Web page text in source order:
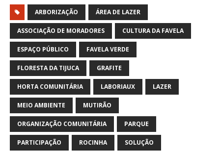
ARBORIZAÇÃO ÁREA DE LAZER
ASSOCIAÇÃO DE MORADORES CULTURA DA FAVELA
ESPAÇO PÚBLICO FAVELA VERDE
FLORESTA DA TIJUCA GRAFITE
HORTA COMUNITÁRIA LABORIAUX LAZER
MEIO AMBIENTE MUTIRÃO
ORGANIZAÇÃO COMUNITÁRIA PARQUE
PARTICIPAÇÃO ROCINHA SOLUÇÃO